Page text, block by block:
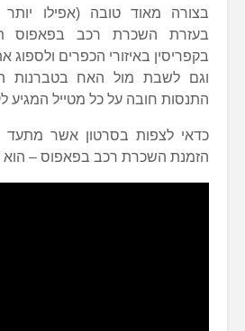
בצורה מאוד טובה (אפילו
בעזרת השכרת רכב בפאפוס
בקפריסין באיזורי הכפרים ולספוג
וגם לשבת מול האח בטברנות
התנסות חובה על כל מטייל המגיע
כדאי לצפות בסרטון אשר מתעד
הזמנת השכרת רכב בפאפוס – הוא